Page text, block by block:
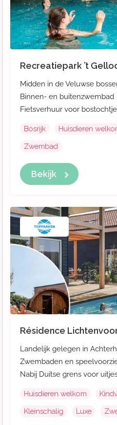
Recreatiepark ’t
Midden in de Veluwse
Binnen- en buitenzwembad
Fietsverhuur voor
Bosrijk Huisdieren
Zwembad
Bekijk
Résidence
Landelijk gelegen in
Zwembaden en
Nabij Duitse grens voor
Huisdieren welkom
Kleinschalig
Luxe